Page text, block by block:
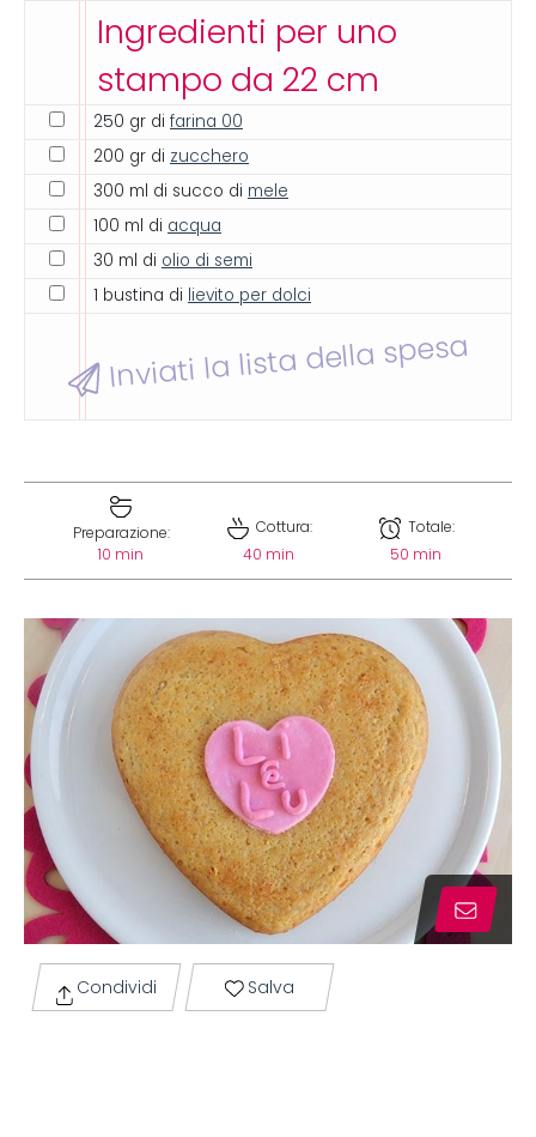
Ingredienti per uno
stampo da 22 cm
250 gr di farina 00
200 gr di zucchero
300 ml di succo di mele
100 ml di acqua
30 ml di olio di semi
1 bustina di lievito per dolci
Inviati la lista della spesa
Preparazione:
10 min
Cottura:
40 min
Totale:
50 min
Condividi Salva